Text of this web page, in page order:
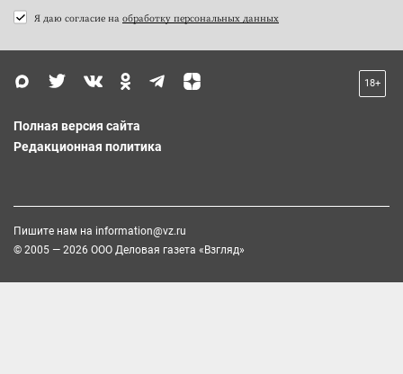
Я даю согласие на обработку персональных данных
18+
Полная версия сайта
Редакционная политика
Пишите нам на information@vz.ru
© 2005 — 2026 ООО Деловая газета «Взгляд»